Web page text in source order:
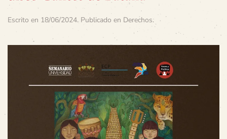
Escrito en 18/06/2024. Publicado en Derechos.